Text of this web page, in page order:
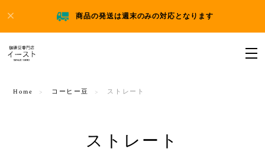
商品の発送は週末のみの対応となります
Home コーヒー豆 ストレート
ストレート